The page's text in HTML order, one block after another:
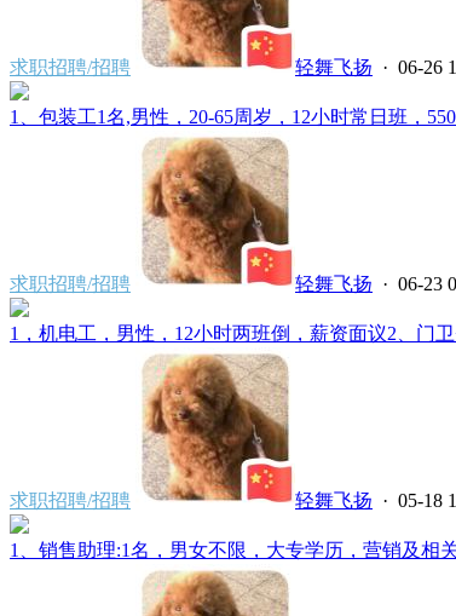
求职招聘/招聘 轻舞飞扬 · 06-26
1、包装工1名,男性，20-65周岁，12小时常日班，
求职招聘/招聘 轻舞飞扬 · 06-23
1，机电工，男性，12小时两班倒，薪资面议2、门
求职招聘/招聘 轻舞飞扬 · 05-18
1、销售助理:1名，男女不限，大专学历，营销及相